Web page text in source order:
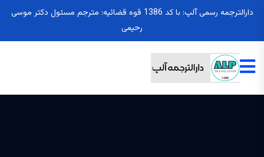
دارالترجمه رسمی آلپ: با کد 1386 قوه قضائیه: مترجم مسئول دکتر موسی
رحیمی